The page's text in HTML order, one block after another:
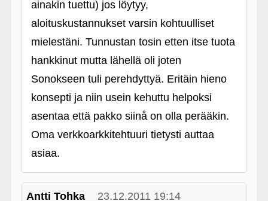
ainakin tuettu) jos löytyy,
aloituskustannukset varsin kohtuulliset
mielestäni. Tunnustan tosin etten itse tuota
hankkinut mutta lähellä oli joten
Sonokseen tuli perehdyttyä. Eritäin hieno
konsepti ja niin usein kehuttu helpoksi
asentaa että pakko siinå on olla perääkin.
Oma verkkoarkkitehtuuri tietysti auttaa
asiaa.
Antti Tohka 23.12.2011 19:14